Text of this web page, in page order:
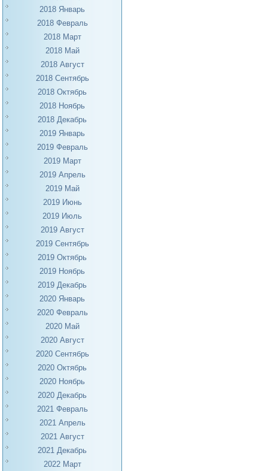
2018 Январь
2018 Февраль
2018 Март
2018 Май
2018 Август
2018 Сентябрь
2018 Октябрь
2018 Ноябрь
2018 Декабрь
2019 Январь
2019 Февраль
2019 Март
2019 Апрель
2019 Май
2019 Июнь
2019 Июль
2019 Август
2019 Сентябрь
2019 Октябрь
2019 Ноябрь
2019 Декабрь
2020 Январь
2020 Февраль
2020 Май
2020 Август
2020 Сентябрь
2020 Октябрь
2020 Ноябрь
2020 Декабрь
2021 Февраль
2021 Апрель
2021 Август
2021 Декабрь
2022 Март